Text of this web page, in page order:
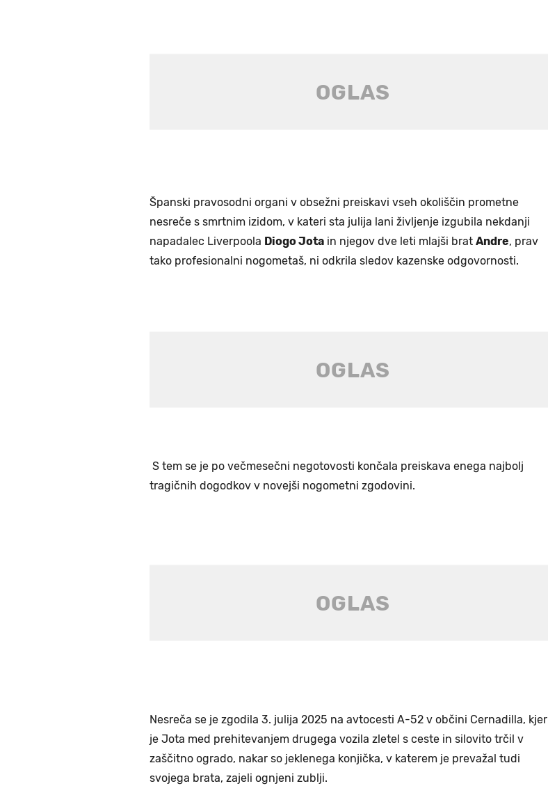
Španski pravosodni organi v obsežni preiskavi vseh okoliščin prometne
nesreče s smrtnim izidom, v kateri sta julija lani življenje izgubila nekdanji
napadalec Liverpoola Diogo Jota in njegov dve leti mlajši brat Andre, prav
tako profesionalni nogometaš, ni odkrila sledov kazenske odgovornosti.
S tem se je po večmesečni negotovosti končala preiskava enega najbolj
tragičnih dogodkov v novejši nogometni zgodovini.
Nesreča se je zgodila 3. julija 2025 na avtocesti A-52 v občini Cernadilla, kjer
je Jota med prehitevanjem drugega vozila zletel s ceste in silovito trčil v
zaščitno ogrado, nakar so jeklenega konjička, v katerem je prevažal tudi
svojega brata, zajeli ognjeni zublji.